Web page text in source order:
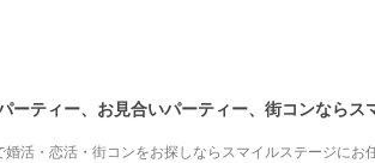
ーティー、お見合いパーティー、街コンならス
婚活・恋活・街コンをお探しならスマイルステージに